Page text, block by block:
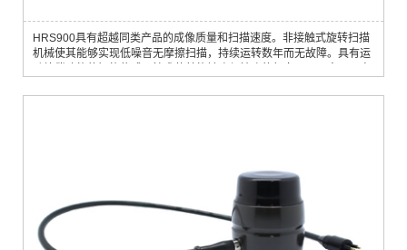
HRS900具有超越同类产品的成像质量和扫描速度。非接触式旋转扫描
机械使其能够实现低噪音无摩擦扫描，持续运转数年而无故障。具有运